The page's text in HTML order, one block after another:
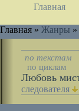
Главная
Главная » Жанры »
по текстам
по циклам
Любовь
следователя